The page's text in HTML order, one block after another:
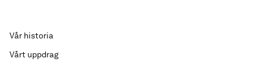
Vår historia
Vårt uppdrag